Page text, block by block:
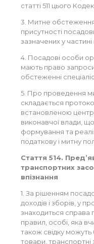
статті 511 цього
3. Митне
присутності
зазначених у частині
4. Посадові особи
мають право
обстеженні
5. Про проведення
складається
встановленою
виконавчої влади,
формування та
податкову і митну
Стаття 514.
транспортних
впізнання
1. За рішенням
доходів і зборів, у
знаходиться
правил, особі, яка
також свідку можуть
товари,